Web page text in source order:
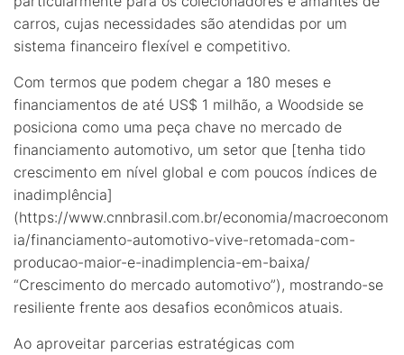
carros, cujas necessidades são atendidas por um
sistema financeiro flexível e competitivo.
Com termos que podem chegar a 180 meses e
financiamentos de até US$ 1 milhão, a Woodside se
posiciona como uma peça chave no mercado de
financiamento automotivo, um setor que [tenha tido
crescimento em nível global e com poucos índices de
inadimplência]
(https://www.cnnbrasil.com.br/economia/macroeconom
ia/financiamento-automotivo-vive-retomada-com-
producao-maior-e-inadimplencia-em-baixa/
“Crescimento do mercado automotivo”), mostrando-se
resiliente frente aos desafios econômicos atuais.
Ao aproveitar parcerias estratégicas com